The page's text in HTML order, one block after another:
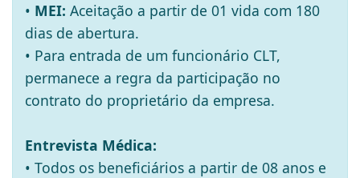
• MEI: Aceitação a partir de 01 vida com 180
dias de abertura.
• Para entrada de um funcionário CLT,
permanece a regra da participação no
contrato do proprietário da empresa.
Entrevista Médica:
• Todos os beneficiários a partir de 08 anos e